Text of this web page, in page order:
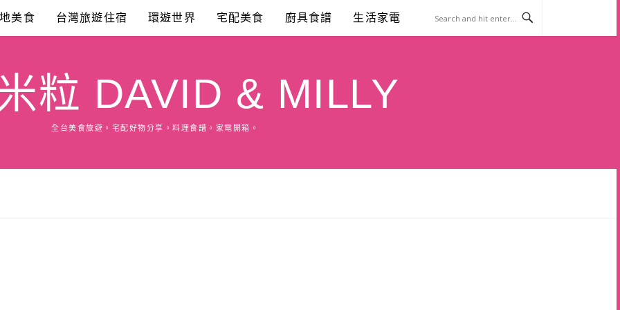
美食 台灣旅遊住宿 環遊世界 宅配美食 廚具食譜 生活家電
粒 DAVID & MILLY
全台美食旅遊。宅配好物分享。料理食譜。家電開箱。